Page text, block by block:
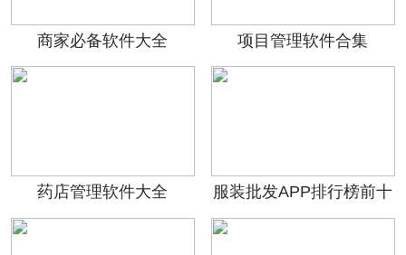
商家必备软件大全 项目管理软件合集
药店管理软件大全
服装批发APP排行榜前十
名